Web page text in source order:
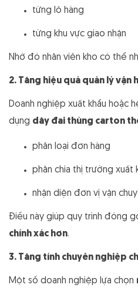
từng lô hàng
từng khu vực giao nhận
Nhờ đó nhân viên kho có thể
2. Tăng hiệu quả quản lý vận
Doanh nghiệp xuất khẩu hoặc
dụng dây đai thùng carton
phân loại đơn hàng
phân chia thị trường xuất
nhận diện đơn vị vận
Điều này giúp quy trình đóng
chính xác hơn.
3. Tăng tính chuyên nghiệp
Một số doanh nghiệp lựa chọn